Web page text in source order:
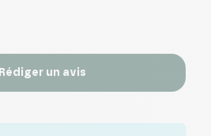
Rédiger un avis